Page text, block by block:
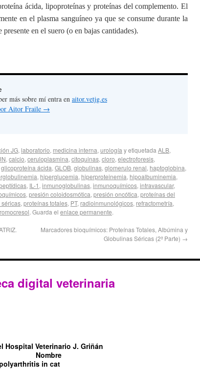
ácida, lipoproteínas y proteínas del complemento. El
en el plasma sanguíneo ya que se consume durante la
en el suero (o en bajas cantidades).
más sobre mí entra en aitor.vetjg.es
Aitor Fraile →
JG, laboratorio, medicina interna,urologíay etiquetadaALB,
,calcio,ceruloplasmina,citoquinas,cloro,electroforesis,
glicoproteína ácida,GLOB,globulinas,glomerulo renal, haptoglobina,
, hiperglucemia, hiperproteinemia, hipoalbuminemia,
, IL-1 ,inmunoglobulinas,inmunoquímicos,intravascular,
,presión coloidosmótica,presión oncótica,proteínas del
,proteínas totales, PT, radioinmunológicos, refractometría,
. Guarda el enlace permanente.
Marcadores bioquímicos: Proteínas Totales, Albúmina y
Globulinas Séricas (2ª Parte) →
digital veterinaria
Hospital Veterinario J. Griñán
Nombre
in cat